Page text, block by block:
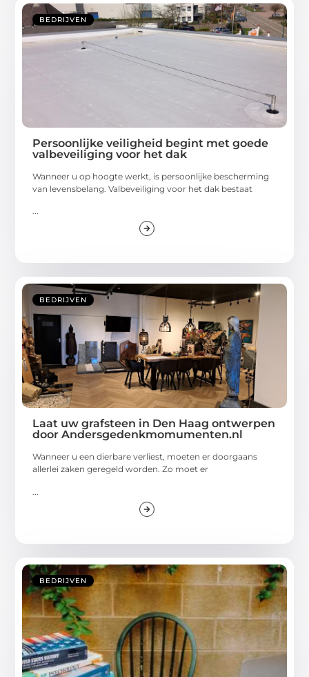
BEDRIJVEN
Persoonlijke veiligheid begint met goede
valbeveiliging voor het dak
Wanneer u op hoogte werkt, is persoonlijke bescherming
van levensbelang. Valbeveiliging voor het dak bestaat
...
BEDRIJVEN
Laat uw grafsteen in Den Haag ontwerpen
door Andersgedenkmomumenten.nl
Wanneer u een dierbare verliest, moeten er doorgaans
allerlei zaken geregeld worden. Zo moet er
BEDRIJVEN